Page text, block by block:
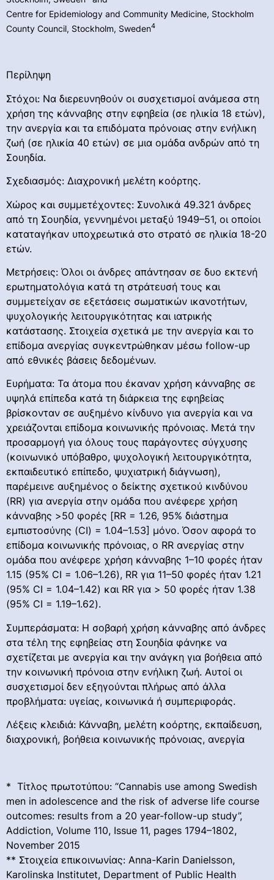
Centre for Epidemiology and Community Medicine, Stockholm
County Council, Stockholm, Sweden4
Περίληψη
Στόχοι: Να διερευνηθούν οι συσχετισμοί ανάμεσα στη
χρήση της κάνναβης στην εφηβεία (σε ηλικία 18 ετών),
την ανεργία και τα επιδόματα πρόνοιας στην ενήλικη
ζωή (σε ηλικία 40 ετών) σε μια ομάδα ανδρών από τη
Σουηδία.
Σχεδιασμός: Διαχρονική μελέτη κοόρτης.
Χώρος και συμμετέχοντες: Συνολικά 49.321 άνδρες
από τη Σουηδία, γεννημένοι μεταξύ 1949–51, οι οποίοι
καταταγήκαν υποχρεωτικά στο στρατό σε ηλικία 18-20
ετών.
Μετρήσεις: Όλοι οι άνδρες απάντησαν σε δυο εκτενή
ερωτηματολόγια κατά τη στράτευσή τους και
συμμετείχαν σε εξετάσεις σωματικών ικανοτήτων,
ψυχολογικής λειτουργικότητας και ιατρικής
κατάστασης. Στοιχεία σχετικά με την ανεργία και το
επίδομα ανεργίας συγκεντρώθηκαν μέσω follow-up
από εθνικές βάσεις δεδομένων.
Ευρήματα: Τα άτομα που έκαναν χρήση κάνναβης σε
υψηλά επίπεδα κατά τη διάρκεια της εφηβείας
βρίσκονταν σε αυξημένο κίνδυνο για ανεργία και να
χρειάζονται επίδομα κοινωνικής πρόνοιας. Μετά την
προσαρμογή για όλους τους παράγοντες σύγχυσης
(κοινωνικό υπόβαθρο, ψυχολογική λειτουργικότητα,
εκπαιδευτικό επίπεδο, ψυχιατρική διάγνωση),
παρέμεινε αυξημένος ο δείκτης σχετικού κινδύνου
(RR) για ανεργία στην ομάδα που ανέφερε χρήση
κάνναβης >50 φορές [RR = 1.26, 95% διάστημα
εμπιστοσύνης (CI) = 1.04–1.53] μόνο. Όσον αφορά το
επίδομα κοινωνικής πρόνοιας, ο RR ανεργίας στην
ομάδα που ανέφερε χρήση κάνναβης 1–10 φορές ήταν
1.15 (95% CI = 1.06–1.26), RR για 11–50 φορές ήταν 1.21
(95% CI = 1.04–1.42) και RR για > 50 φορές ήταν 1.38
(95% CI = 1.19–1.62).
Συμπεράσματα: Η σοβαρή χρήση κάνναβης από άνδρες
στα τέλη της εφηβείας στη Σουηδία φάνηκε να
σχετίζεται με ανεργία και την ανάγκη για βοήθεια από
την κοινωνική πρόνοια στην ενήλικη ζωή. Αυτοί οι
συσχετισμοί δεν εξηγούνται πλήρως από άλλα
προβλήματα: υγείας, κοινωνικά ή συμπεριφοράς.
Λέξεις κλειδιά: Κάνναβη, μελέτη κοόρτης, εκπαίδευση,
διαχρονική, βοήθεια κοινωνικής πρόνοιας, ανεργία
* Τίτλος πρωτοτύπου: “Cannabis use among Swedish
men in adolescence and the risk of adverse life course
outcomes: results from a 20 year-follow-up study”,
Addiction, Volume 110, Issue 11, pages 1794–1802,
November 2015
** Στοιχεία επικοινωνίας: Anna-Karin Danielsson,
Karolinska Institutet, Department of Public Health